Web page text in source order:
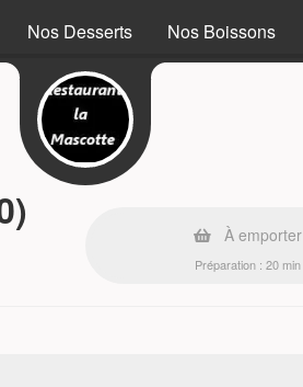
Nos Desserts Nos Boissons
À emporter
Préparation : 20 min